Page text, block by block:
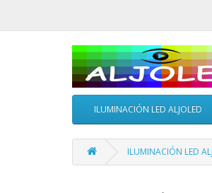
ILUMINACIÓN LED ALJOLED
ILUMINACIÓN LED